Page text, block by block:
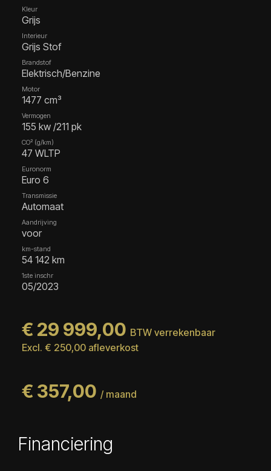
Kleur
Grijs
Interieur
Grijs Stof
Brandstof
Elektrisch/Benzine
Motor
1477 cm³
Vermogen
155 kw /211 pk
CO² (g/km)
47 WLTP
Euronorm
Euro 6
Transmissie
Automaat
Aandrijving
voor
km-stand
54 142 km
1ste inschr
05/2023
€ 29 999,00 BTW verrekenbaar
Excl. € 250,00 afleverkost
€ 357,00 / maand
Financiering